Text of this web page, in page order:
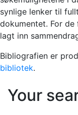
synlige lenker til
dokumentet. For
lagt inn
Bibliografien er
bibliotek.
Your